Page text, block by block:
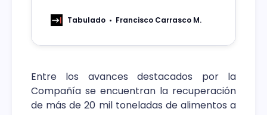
integral para el futuro de las
Tabulado Francisco Carrasco M.
Entre los avances destacados por la
Compañía se encuentran la recuperación
de más de 20 mil toneladas de alimentos a